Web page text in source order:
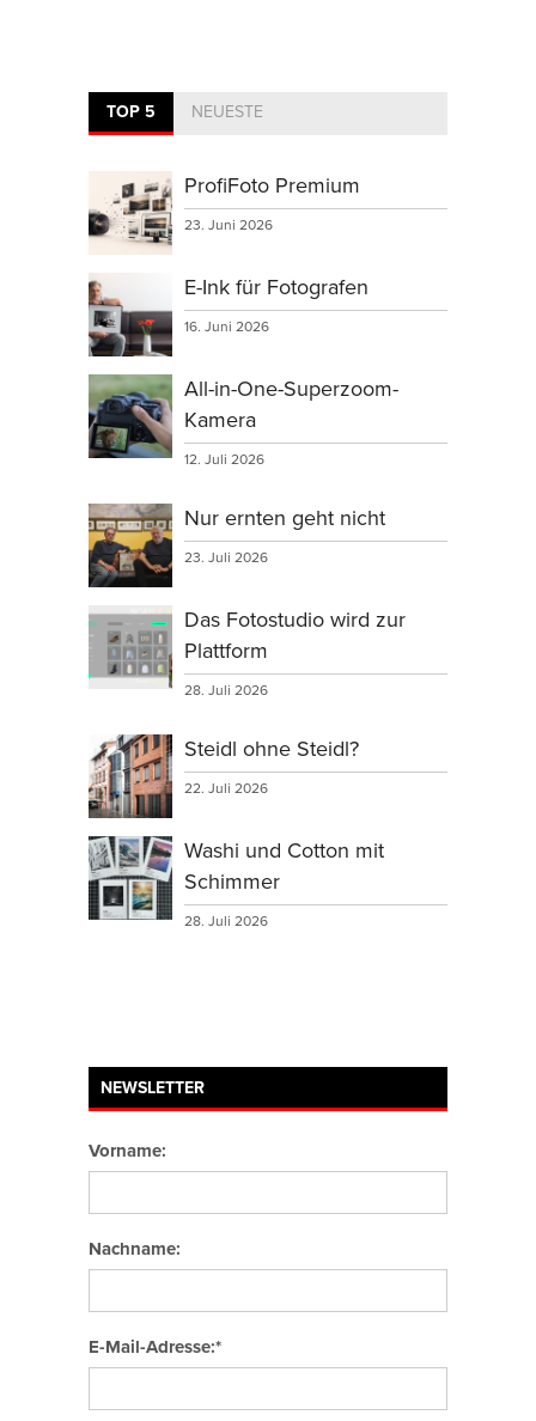
TOP 5 NEUESTE
ProfiFoto Premium
23. Juni 2026
E-Ink für Fotografen
16. Juni 2026
All-in-One-Superzoom-
Kamera
12. Juli 2026
Nur ernten geht nicht
23. Juli 2026
Das Fotostudio wird zur
Plattform
28. Juli 2026
Steidl ohne Steidl?
22. Juli 2026
Washi und Cotton mit
Schimmer
28. Juli 2026
NEWSLETTER
Vorname:
Nachname:
E-Mail-Adresse:*